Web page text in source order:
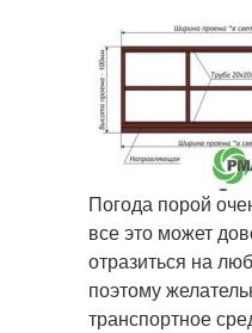
Погода порой
все это может
отразиться на
поэтому
транспортное